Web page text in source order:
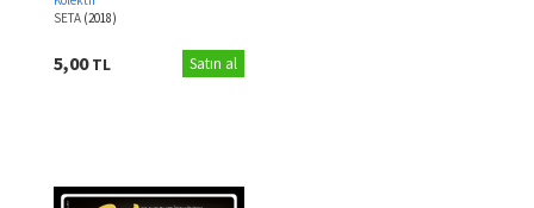
SETA (2018)
5,00TL Satın al